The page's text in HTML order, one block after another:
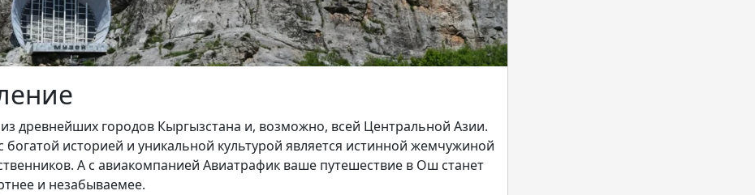
древнейших городов Кыргызстана и, возможно, всей Центральной Азии.
богатой историей и уникальной культурой является истинной жемчужиной
А с авиакомпанией Авиатрафик ваше путешествие в Ош станет
и незабываемее.